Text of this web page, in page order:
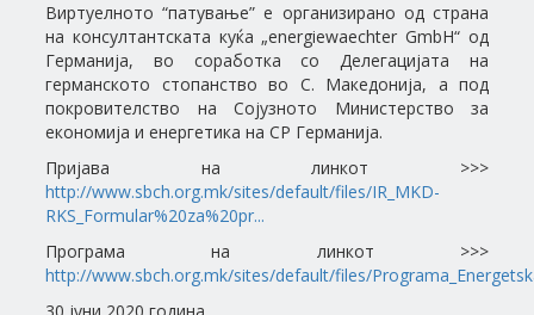
Виртуелното “патување” е организирано од страна
на консултантската куќа „energiewaechter GmbH“ од
Германија, во соработка со Делегацијата на
германското стопанство во С. Македонија, а под
покровителство на Сојузното Министерство за
економија и енергетика на СР Германија.
Пријава на линкот >>>
http://www.sbch.org.mk/sites/default/files/IR_MKD-
RKS_Formular%20za%20pr...
Програма на линкот >>>
http://www.sbch.org.mk/sites/default/files/